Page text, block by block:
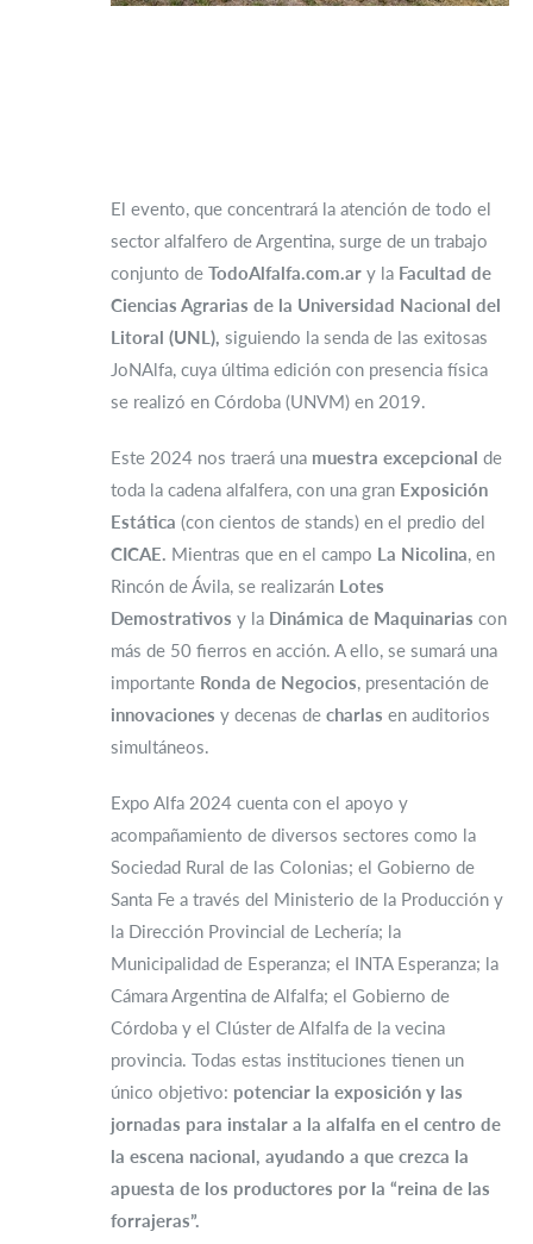
El evento, que concentrará la atención de todo el
sector alfalfero de Argentina, surge de un trabajo
conjunto de TodoAlfalfa.com.ar y la Facultad de
Ciencias Agrarias de la Universidad Nacional del
Litoral (UNL), siguiendo la senda de las exitosas
JoNAlfa, cuya última edición con presencia física
se realizó en Córdoba (UNVM) en 2019.
Este 2024 nos traerá una muestra excepcional de
toda la cadena alfalfera, con una gran Exposición
Estática (con cientos de stands) en el predio del
CICAE. Mientras que en el campo La Nicolina, en
Rincón de Ávila, se realizarán Lotes
Demostrativos y la Dinámica de Maquinarias con
más de 50 fierros en acción. A ello, se sumará una
importante Ronda de Negocios, presentación de
innovaciones y decenas de charlas en auditorios
simultáneos.
Expo Alfa 2024 cuenta con el apoyo y
acompañamiento de diversos sectores como la
Sociedad Rural de las Colonias; el Gobierno de
Santa Fe a través del Ministerio de la Producción y
la Dirección Provincial de Lechería; la
Municipalidad de Esperanza; el INTA Esperanza; la
Cámara Argentina de Alfalfa; el Gobierno de
Córdoba y el Clúster de Alfalfa de la vecina
provincia. Todas estas instituciones tienen un
único objetivo: potenciar la exposición y las
jornadas para instalar a la alfalfa en el centro de
la escena nacional, ayudando a que crezca la
apuesta de los productores por la “reina de las
forrajeras”.